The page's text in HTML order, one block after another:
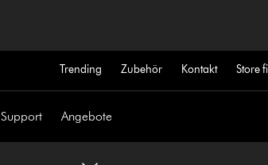
Trending Zubehör Kontakt Store
Support Angebote